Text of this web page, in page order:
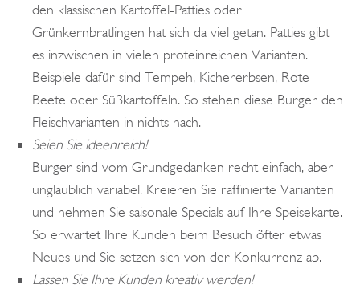
den klassischen Kartoffel-Patties oder
Grünkernbratlingen hat sich da viel getan. Patties gibt
es inzwischen in vielen proteinreichen Varianten.
Beispiele dafür sind Tempeh, Kichererbsen, Rote
Beete oder Süßkartoffeln. So stehen diese Burger den
Fleischvarianten in nichts nach.
Seien Sie ideenreich!
Burger sind vom Grundgedanken recht einfach, aber
unglaublich variabel. Kreieren Sie raffinierte Varianten
und nehmen Sie saisonale Specials auf Ihre Speisekarte.
So erwartet Ihre Kunden beim Besuch öfter etwas
Neues und Sie setzen sich von der Konkurrenz ab.
Lassen Sie Ihre Kunden kreativ werden!